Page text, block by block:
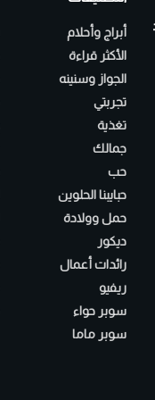
أبراج وأحلام
الأكثر قراءة
الجواز وسنينه
تجربتي
تغذية
جمالك
حب
حبايبنا الحلوين
حمل وولادة
ديكور
رائدات أعمال
ريفيو
سوبر حواء
سوبر ماما